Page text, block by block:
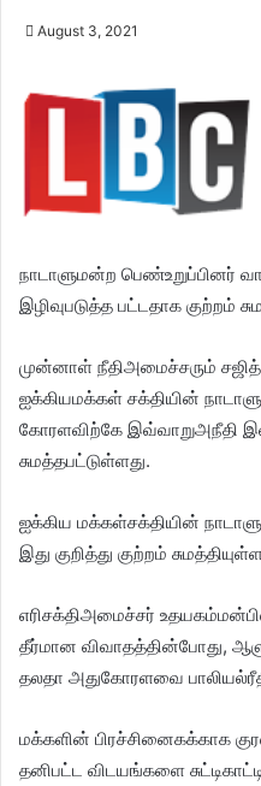
August 3, 2021
நாடாளுமன்ற பெண்உறுப்பினர்
இழிவுபடுத்த பட்டதாக குற்றம்
முன்னாள் நீதிஅமைச்சரும்
ஐக்கியமக்கள் சக்தியின்
கோரளவிற்கே இவ்வாறுஅநீதி
சுமத்தபட்டுள்ளது.
ஐக்கிய மக்கள்சக்தியின்
இது குறித்து குற்றம்
எரிசக்திஅமைச்சர்
தீர்மான விவாதத்தின்போது,
தலதா அதுகோரளவை
மக்களின் பிரச்சினைகக்காக
தனிபட்ட விடயங்களை